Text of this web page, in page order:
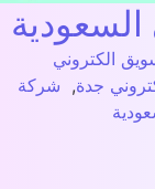
الكتروني
جدة,شركة